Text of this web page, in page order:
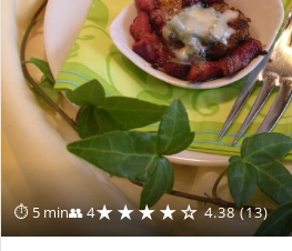
⏱ 5 min👥 4★★★★☆ 4.38 (13)